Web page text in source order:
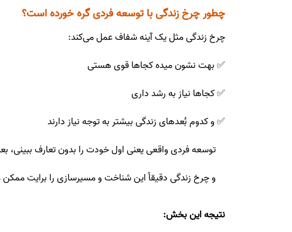
چطور چرخ زندگی با توسعه فردی گره خورده است؟
چرخ زندگی مثل یک آینه شفاف عمل می‌کند:
✅ بهت نشون میده کجاها قوی هستی
✅ کجاها نیاز به رشد داری
✅ و کدوم بُعدهای زندگی بیشتر به توجه نیاز دارند
توسعه فردی واقعی یعنی اول خودت را بدون تعارف ببینی،
و چرخ زندگی دقیقاً این شناخت و مسیرسازی را برایت
نتیجه این بخش: